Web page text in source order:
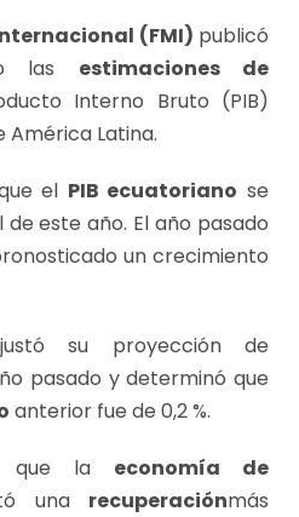
(FMI) publicó
las estimaciones de
Interno Bruto (PIB)
América Latina.
el PIB ecuatoriano se
de este año. El año pasado
un crecimiento
su proyección de
pasado y determinó que
anterior fue de 0,2 %.
que la economía de
una recuperaciónmás